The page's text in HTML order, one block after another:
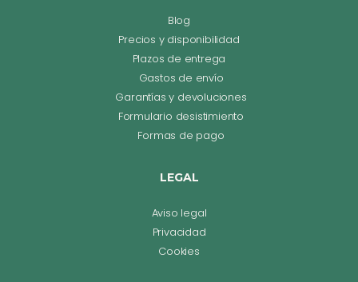
Blog
Precios y disponibilidad
Plazos de entrega
Gastos de envío
Garantías y devoluciones
Formulario desistimiento
Formas de pago
LEGAL
Aviso legal
Privacidad
Cookies